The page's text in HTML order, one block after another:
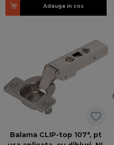
Adauga in cos
Balama CLIP-top 107*, pt